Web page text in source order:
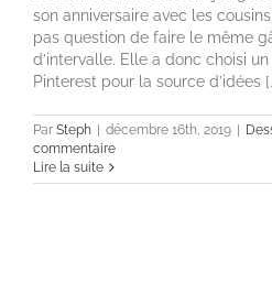
son anniversaire avec les
pas question de faire le même
d’intervalle. Elle a donc choisi
Pinterest pour la source d’idées
Par Steph | décembre 16th, 2019 |
commentaire
Lire la suite